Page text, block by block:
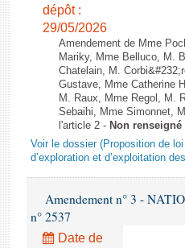
dépôt :
29/05/2026
Amendement de Mme
Mariky, Mme Belluco, M.
Chatelain, M.
Gustave, Mme Catherine
M. Raux, Mme Regol, M.
Sebaihi, Mme Simonnet,
l'article 2 - Non renseigné
Voir le dossier (Proposition de
d’exploration et d’exploitation
Amendement n° 3 -
n° 2537
Date de